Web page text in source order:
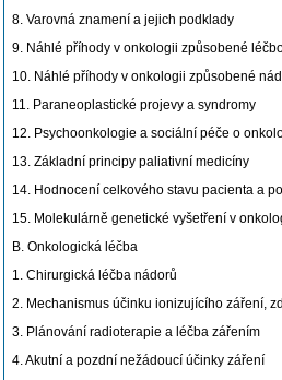
8. Varovná znamení a jejich podklady
9. Náhlé příhody v onkologii způsobené
10. Náhlé příhody v onkologii způsobené
11. Paraneoplastické projevy a syndromy
12. Psychoonkologie a sociální péče o
13. Základní principy paliativní medicíny
14. Hodnocení celkového stavu pacienta a
15. Molekulárně genetické vyšetření v
B. Onkologická léčba
1. Chirurgická léčba nádorů
2. Mechanismus účinku ionizujícího záření,
3. Plánování radioterapie a léčba zářením
4. Akutní a pozdní nežádoucí účinky záření